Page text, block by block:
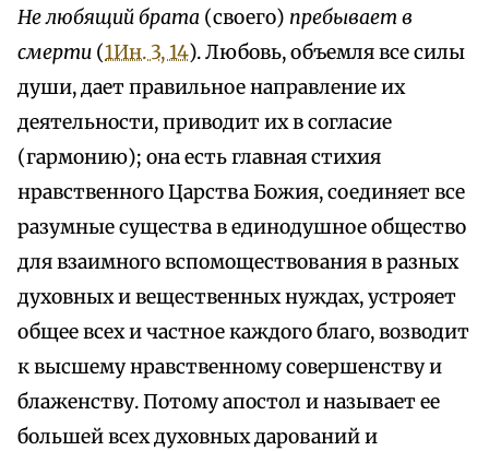
Не любящий брата (своего) пребывает в
смерти (1Ин. 3, 14). Любовь, объемля все силы
души, дает правильное направление их
деятельности, приводит их в согласие
(гармонию); она есть главная стихия
нравственного Царства Божия, соединяет все
разумные существа в единодушное общество
для взаимного вспомоществования в разных
духовных и вещественных нуждах, устрояет
общее всех и частное каждого благо, возводит
к высшему нравственному совершенству и
блаженству. Потому апостол и называет ее
большей всех духовных дарований и